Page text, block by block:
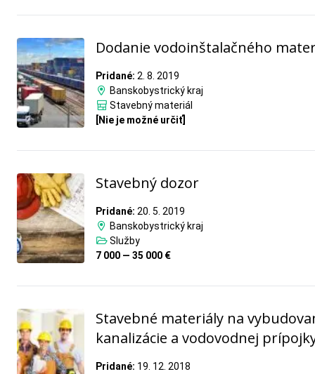
Dodanie vodoinštalačného
Pridané: 2. 8. 2019
Banskobystrický kraj
Stavebný materiál
[Nie je možné určiť]
Stavebný dozor
Pridané: 20. 5. 2019
Banskobystrický kraj
Služby
7 000 — 35 000 €
Stavebné materiály na
kanalizácie a vodovodnej
Pridané: 19. 12. 2018